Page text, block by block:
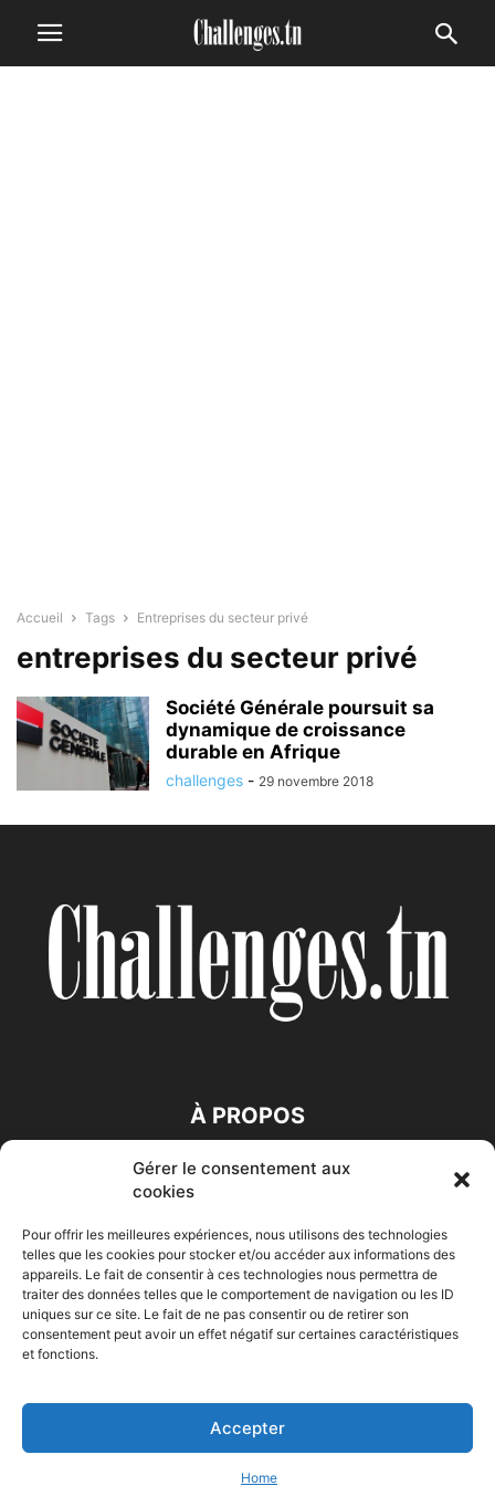
Gérer le consentement aux
cookies
Pour offrir les meilleures expériences, nous utilisons des technologies
telles que les cookies pour stocker et/ou accéder aux informations des
appareils. Le fait de consentir à ces technologies nous permettra de
traiter des données telles que le comportement de navigation ou les ID
uniques sur ce site. Le fait de ne pas consentir ou de retirer son
consentement peut avoir un effet négatif sur certaines caractéristiques
et fonctions.
Accepter
Home
Accueil Tags Entreprises du secteur privé
entreprises du secteur privé
Société Générale poursuit sa
dynamique de croissance
durable en Afrique
challenges - 29 novembre 2018
À PROPOS
SUIVEZ NOUS
Accueil Economie Entreprises Entrepreneur Afrique
HIGH-TECH Auto-Moto
© Challenges.tn By AAKOM.DIGITAL